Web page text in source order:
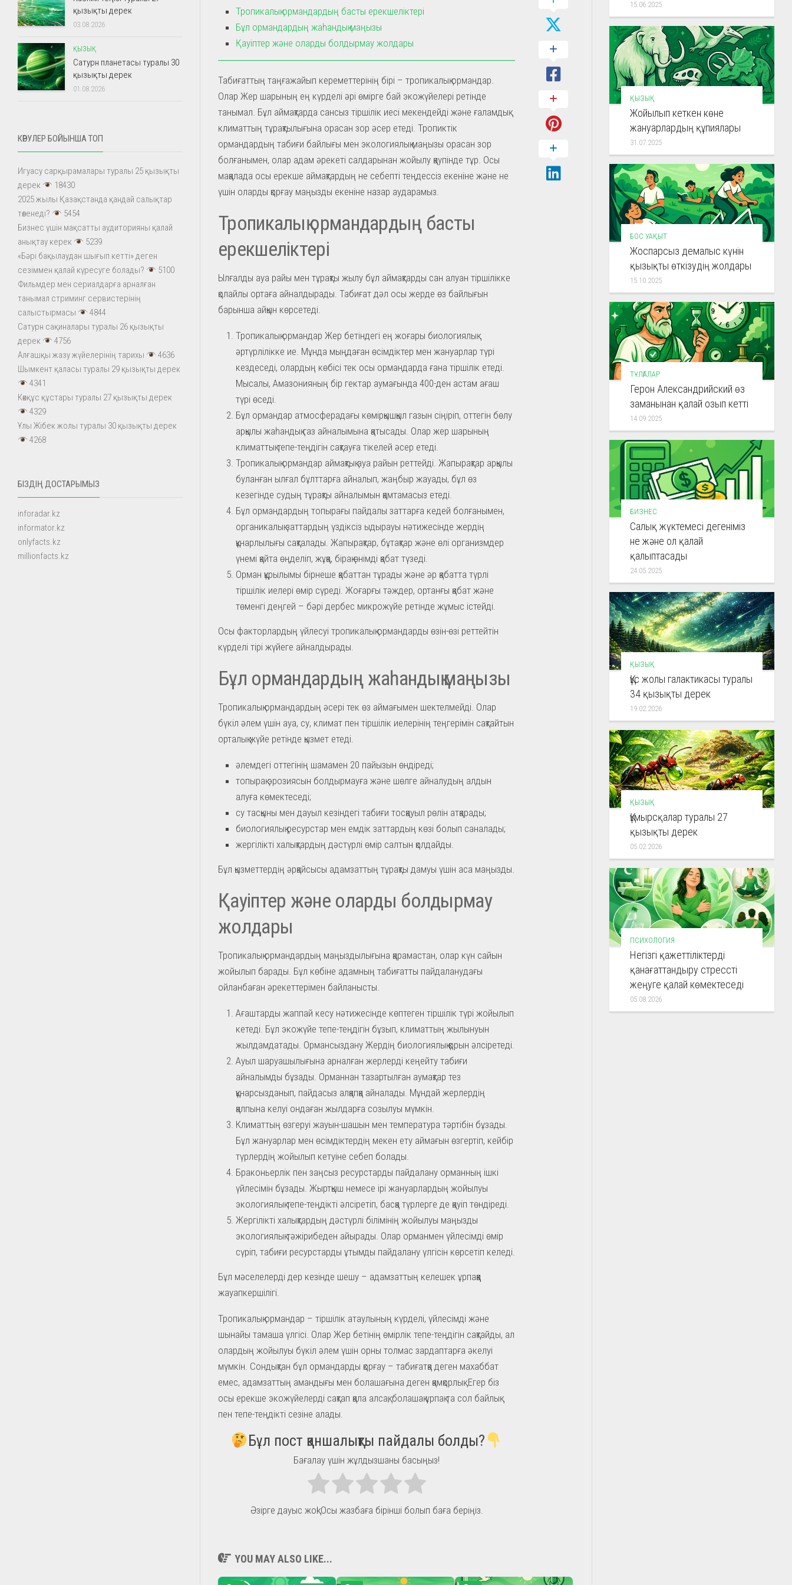
Тропикалық ормандардың басты ерекшеліктері
Бұл ормандардың жаһандық маңызы
Қауіптер және оларды болдырмау жолдары
Табиғаттың таңғажайып кереметтерінің бірі – тропикалық ормандар.
Олар Жер шарының ең күрделі әрі өмірге бай экожүйелері ретінде
танымал. Бұл аймақтарда сансыз тіршілік иесі мекендейді және ғаламдық
климаттың тұрақтылығына орасан зор әсер етеді. Тропиктік
ормандардың табиғи байлығы мен экологиялық маңызы орасан зор
болғанымен, олар адам әрекеті салдарынан жойылу қаупінде тұр. Осы
мақалада осы ерекше аймақтардың не себепті теңдессіз екеніне және не
үшін оларды қорғау маңызды екеніне назар аударамыз.
Тропикалық ормандардың басты
ерекшеліктері
Ылғалды ауа райы мен тұрақты жылу бұл аймақтарды сан алуан тіршілікке
қолайлы ортаға айналдырады. Табиғат дәл осы жерде өз байлығын
барынша айқын көрсетеді.
Тропикалық ормандар Жер бетіндегі ең жоғары биологиялық
әртүрлілікке ие. Мұнда мыңдаған өсімдіктер мен жануарлар түрі
кездеседі, олардың көбісі тек осы ормандарда ғана тіршілік етеді.
Мысалы, Амазонияның бір гектар аумағында 400-ден астам ағаш
түрі өседі.
Бұл ормандар атмосферадағы көмірқышқыл газын сіңіріп, оттегін бөлу
арқылы жаһандық газ айналымына қатысады. Олар жер шарының
климаттық тепе-теңдігін сақтауға тікелей әсер етеді.
Тропикалық ормандар аймақтық ауа райын реттейді. Жапырақтар арқылы
буланған ылғал бұлттарға айналып, жаңбыр жауады, бұл өз
кезегінде судың тұрақты айналымын қамтамасыз етеді.
Бұл ормандардың топырағы пайдалы заттарға кедей болғанымен,
органикалық заттардың үздіксіз ыдырауы нәтижесінде жердің
құнарлылығы сақталады. Жапырақтар, бұтақтар және өлі организмдер
үнемі қайта өңделіп, жұқа, бірақ өнімді қабат түзеді.
Орман құрылымы бірнеше қабаттан тұрады және әр қабатта түрлі
тіршілік иелері өмір сүреді. Жоғарғы тәждер, ортанғы қабат және
төменгі деңгей – бәрі дербес микрожүйе ретінде жұмыс істейді.
Осы факторлардың үйлесуі тропикалық ормандарды өзін-өзі реттейтін
күрделі тірі жүйеге айналдырады.
Бұл ормандардың жаһандық маңызы
Тропикалық ормандардың әсері тек өз аймағымен шектелмейді. Олар
бүкіл әлем үшін ауа, су, климат пен тіршілік иелерінің теңгерімін сақтайтын
орталық жүйе ретінде қызмет етеді.
әлемдегі оттегінің шамамен 20 пайызын өндіреді;
топырақ эрозиясын болдырмауға және шөлге айналудың алдын
алуға көмектеседі;
су тасқыны мен дауыл кезіндегі табиғи тосқауыл рөлін атқарады;
биологиялық ресурстар мен емдік заттардың көзі болып саналады;
жергілікті халықтардың дәстүрлі өмір салтын қолдайды.
Бұл қызметтердің әрқайсысы адамзаттың тұрақты дамуы үшін аса маңызды.
Қауіптер және оларды болдырмау
жолдары
Тропикалық ормандардың маңыздылығына қарамастан, олар күн сайын
жойылып барады. Бұл көбіне адамның табиғатты пайдаланудағы
ойланбаған әрекеттерімен байланысты.
Ағаштарды жаппай кесу нәтижесінде көптеген тіршілік түрі жойылып
кетеді. Бұл экожүйе тепе-теңдігін бұзып, климаттың жылынуын
жылдамдатады. Ормансыздану Жердің биологиялық қорын әлсіретеді.
Ауыл шаруашылығына арналған жерлерді кеңейту табиғи
айналымды бұзады. Орманнан тазартылған аумақтар тез
құнарсызданып, пайдасыз алқапқа айналады. Мұндай жерлердің
қалпына келуі ондаған жылдарға созылуы мүмкін.
Климаттың өзгеруі жауын-шашын мен температура тәртібін бұзады.
Бұл жануарлар мен өсімдіктердің мекен ету аймағын өзгертіп, кейбір
түрлердің жойылып кетуіне себеп болады.
Браконьерлік пен заңсыз ресурстарды пайдалану орманның ішкі
үйлесімін бұзады. Жыртқыш немесе ірі жануарлардың жойылуы
экологиялық тепе-теңдікті әлсіретіп, басқа түрлерге де қауіп төндіреді.
Жергілікті халықтардың дәстүрлі білімінің жойылуы маңызды
экологиялық тәжірибеден айырады. Олар орманмен үйлесімді өмір
сүріп, табиғи ресурстарды ұтымды пайдалану үлгісін көрсетіп келеді.
Бұл мәселелерді дер кезінде шешу – адамзаттың келешек ұрпаққа
жауапкершілігі.
Тропикалық ормандар – тіршілік атаулының күрделі, үйлесімді және
шынайы тамаша үлгісі. Олар Жер бетінің өмірлік тепе-теңдігін сақтайды, ал
олардың жойылуы бүкіл әлем үшін орны толмас зардаптарға әкелуі
мүмкін. Сондықтан бұл ормандарды қорғау – табиғатқа деген махаббат
емес, адамзаттың амандығы мен болашағына деген қамқорлық. Егер біз
осы ерекше экожүйелерді сақтап қала алсақ, болашақ ұрпақ та сол байлық
пен тепе-теңдікті сезіне алады.
Бұл пост қаншалықты пайдалы болды?
Бағалау үшін жұлдызшаны басыңыз!
Әзірге дауыс жоқ! Осы жазбаға бірінші болып баға беріңіз.
YOU MAY ALSO LIKE...
қызықты дерек
03.08.2026
ҚЫЗЫҚ
Сатурн планетасы туралы 30
қызықты дерек
01.08.2026
КӨРУЛЕР БОЙЫНША ТОП
Игуасу сарқырамалары туралы 25 қызықты
дерек
18430
2025 жылы Қазақстанда қандай салықтар
төленеді?
5454
Бизнес үшін мақсатты аудиторияны қалай
анықтау керек
5239
«Бәрі бақылаудан шығып кетті» деген
сезіммен қалай күресуге болады?
5100
Фильмдер мен сериалдарға арналған
танымал стриминг сервистерінің
салыстырмасы
4844
Сатурн сақиналары туралы 26 қызықты
дерек
4756
Алғашқы жазу жүйелерінің тарихы
4636
Шымкент қаласы туралы 29 қызықты дерек
4341
Көкқұс құстары туралы 27 қызықты дерек
4329
Ұлы Жібек жолы туралы 30 қызықты дерек
4268
БІЗДІҢ ДОСТАРЫМЫЗ
inforadar.kz
informator.kz
onlyfacts.kz
millionfacts.kz
15.06.2025
ҚЫЗЫҚ
Жойылып кеткен көне
жануарлардың құпиялары
31.07.2025
БОС УАҚЫТ
Жоспарсыз демалыс күнін
қызықты өткізудің жолдары
15.10.2025
ТҰЛҒАЛАР
Герон Александрийский өз
заманынан қалай озып кетті
14.09.2025
БИЗНЕС
Салық жүктемесі дегеніміз
не және ол қалай
қалыптасады
24.05.2025
ҚЫЗЫҚ
Құс жолы галактикасы туралы
34 қызықты дерек
19.02.2026
ҚЫЗЫҚ
Құмырсқалар туралы 27
қызықты дерек
05.02.2026
ПСИХОЛОГИЯ
Негізгі қажеттіліктерді
қанағаттандыру стрессті
жеңуге қалай көмектеседі
05.08.2026